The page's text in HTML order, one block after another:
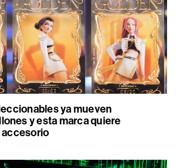
ya mueven
y esta marca quiere